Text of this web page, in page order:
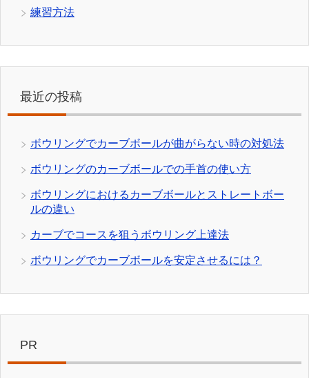
練習方法
最近の投稿
ボウリングでカーブボールが曲がらない時の対処法
ボウリングのカーブボールでの手首の使い方
ボウリングにおけるカーブボールとストレートボー
ルの違い
カーブでコースを狙うボウリング上達法
ボウリングでカーブボールを安定させるには？
PR